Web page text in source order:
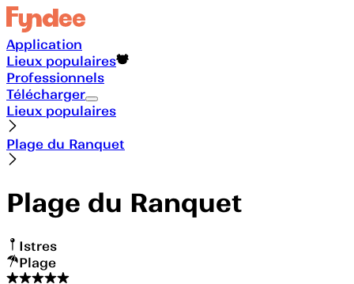
Application
Lieux populaires
Professionnels
Télécharger
Lieux populaires
Plage du Ranquet
Plage du Ranquet
Istres
Plage